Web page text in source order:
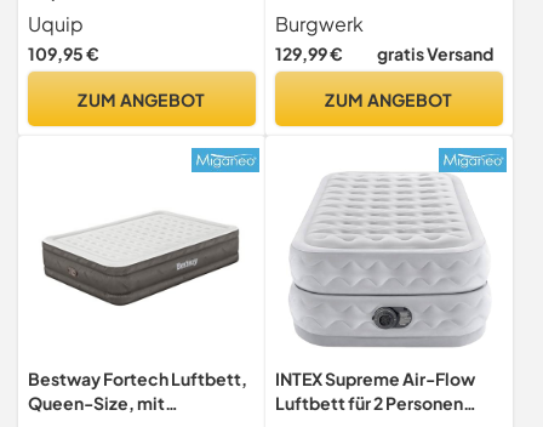
I bequeme Luftmatratze für
Innen- & Außenbereich I
leicht & geringes Packmaß I
Camping oder als
Uquip
109,95 €
ZUM ANGEBOT
Personen | Vielseitiges 3in1
Gästebett & Luftbett mit
Rückenlehne | 203x152cm
Matratze mit Pumpe |
Burgwerk
129,99 € gratis Versand
ZUM ANGEBOT
Bestway Fortech Luftbett,
Queen-Size, mit
INTEX Supreme Air-Flow
Luftbett für 2 Personen